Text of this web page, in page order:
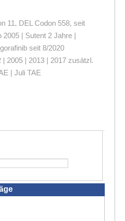
11, DEL Codon 558, seit
2005 | Sutent 2 Jahre |
seit 8/2020
2005 | 2013 | 2017 zusätzl.
| Juli TAE
Seite: